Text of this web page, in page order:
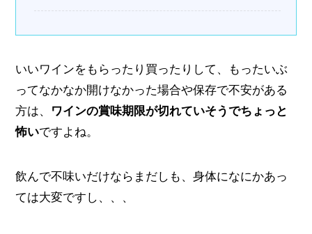
いいワインをもらったり買ったりして、もったいぶ
ってなかなか開けなかった場合や保存で不安がある
方は、 ワインの賞味期限が切れていそうでちょっと
怖いですよね。
飲んで不味いだけならまだしも、身体になにかあっ
ては大変ですし、、、